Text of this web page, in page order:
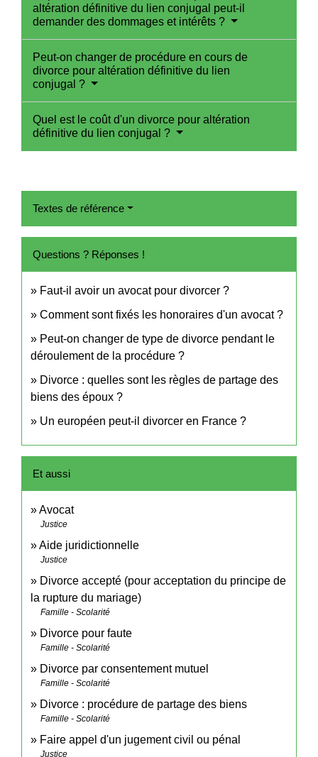
altération définitive du lien conjugal peut-il
demander des dommages et intérêts ?
Peut-on changer de procédure en cours de
divorce pour altération définitive du lien
conjugal ?
Quel est le coût d'un divorce pour altération
définitive du lien conjugal ?
Textes de référence
Questions ? Réponses !
Faut-il avoir un avocat pour divorcer ?
Comment sont fixés les honoraires d'un avocat ?
Peut-on changer de type de divorce pendant le
déroulement de la procédure ?
Divorce : quelles sont les règles de partage des
biens des époux ?
Un européen peut-il divorcer en France ?
Et aussi
Avocat
Justice
Aide juridictionnelle
Justice
Divorce accepté (pour acceptation du principe de
la rupture du mariage)
Famille - Scolarité
Divorce pour faute
Famille - Scolarité
Divorce par consentement mutuel
Famille - Scolarité
Divorce : procédure de partage des biens
Famille - Scolarité
Faire appel d'un jugement civil ou pénal
Justice